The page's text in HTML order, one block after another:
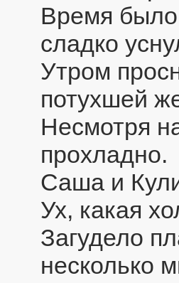
Время
сладко
Утром
потухшей
Несмотря
прохладно.
Саша и
Ух, какая
Загудело
несколько